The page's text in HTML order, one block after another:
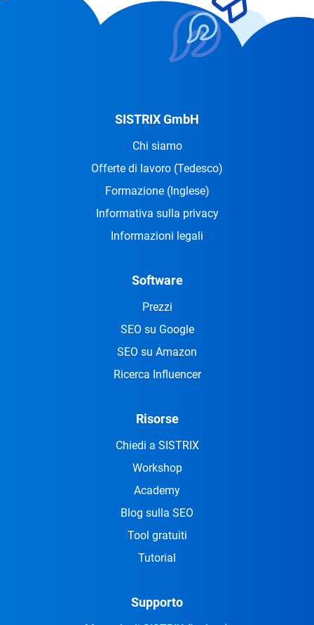
SISTRIX GmbH
Chi siamo
Offerte di lavoro (Tedesco)
Formazione (Inglese)
Informativa sulla privacy
Informazioni legali
Software
Prezzi
SEO su Google
SEO su Amazon
Ricerca Influencer
Risorse
Chiedi a SISTRIX
Workshop
Academy
Blog sulla SEO
Tool gratuiti
Tutorial
Supporto